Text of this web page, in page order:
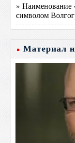
» Наименование
символом
Материал